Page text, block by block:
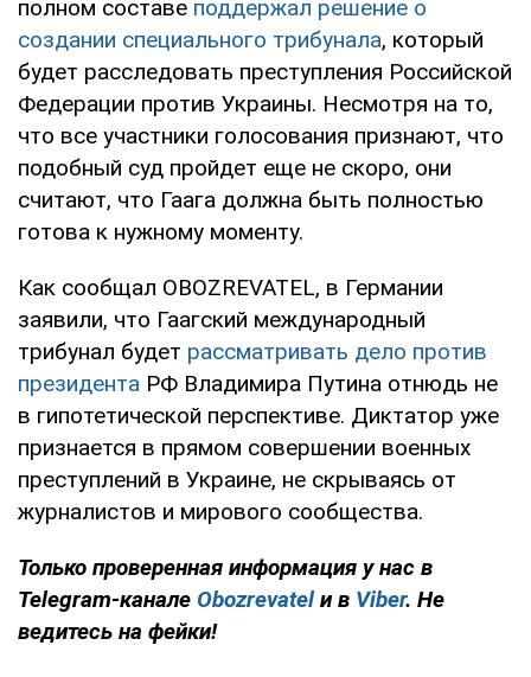
полном составе поддержал решение о
создании специального трибунала, который
будет расследовать преступления Российской
Федерации против Украины. Несмотря на то,
что все участники голосования признают, что
подобный суд пройдет еще не скоро, они
считают, что Гаага должна быть полностью
готова к нужному моменту.
Как сообщал OBOZREVATEL, в Германии
заявили, что Гаагский международный
трибунал будет рассматривать дело против
президента РФ Владимира Путина отнюдь не
в гипотетической перспективе. Диктатор уже
признается в прямом совершении военных
преступлений в Украине, не скрываясь от
журналистов и мирового сообщества.
Только проверенная информация у нас в
Telegram-канале Obozrevatelи в Viber. Не
ведитесь на фейки!